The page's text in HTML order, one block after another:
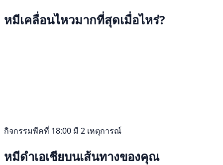
หมีเคลื่อนไหวมากที่สุดเมื่อไหร่?
กิจกรรมพีคที่ 18:00 มี 2 เหตุการณ์
หมีดำเอเชียบนเส้นทางของคุณ